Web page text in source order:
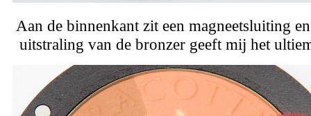
Aan de binnenkant zit een magneetsluiting
uitstraling van de bronzer geeft mij het